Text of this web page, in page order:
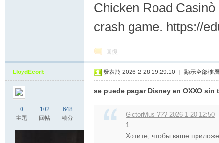
Chicken Road
crash game. https://
回復
LloydEcorb
0
主題
102
回帖
648
積分
發表於 2026-2-28 19:29:10 顯示全部樓層
se puede pagar Disney en OXXO sin
GictorMus ??? 2026-1-20 12:50
1.
Хотите, чтобы ваше